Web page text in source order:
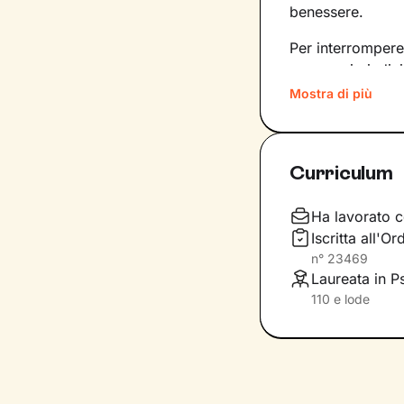
benessere.
Per
necessario
a lavorare su di
Il primo
condizionino le
poni.
Attraverso
ristrutturare
fianco per
Mostra di più
Curriculum
Ha lavorato
Iscritta
n° 23469
Laureata in
110 e lode